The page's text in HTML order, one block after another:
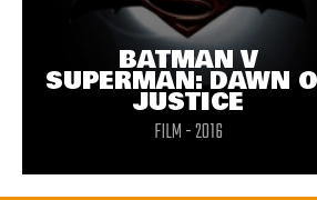
BATMAN V
SUPERMAN: DAWN
JUSTICE
FILM - 2016